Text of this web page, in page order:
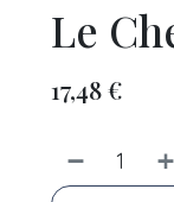
Le
17,48€